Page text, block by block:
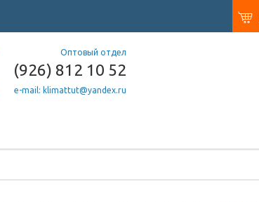
Оптовый отдел
(926) 812 10 52
e-mail: klimattut@yandex.ru